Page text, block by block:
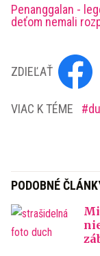
Penanggalan -
deťom nemali
ZDIEĽAŤ
VIAC K TÉME
PODOBNÉ